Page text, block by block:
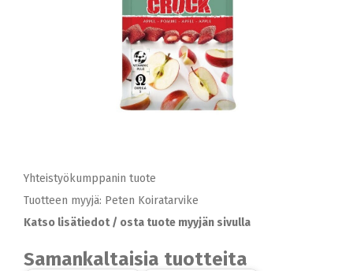
Yhteistyökumppanin tuote
Tuotteen myyjä: Peten Koiratarvike
Katso lisätiedot / osta tuote myyjän sivulla
Samankaltaisia tuotteita